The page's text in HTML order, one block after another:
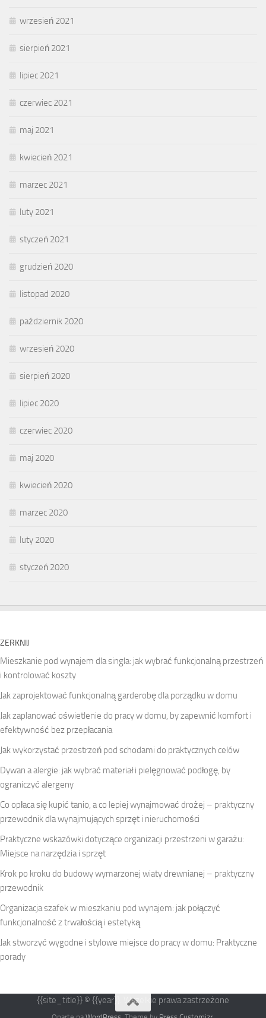
wrzesień 2021
sierpień 2021
lipiec 2021
czerwiec 2021
maj 2021
kwiecień 2021
marzec 2021
luty 2021
styczeń 2021
grudzień 2020
listopad 2020
październik 2020
wrzesień 2020
sierpień 2020
lipiec 2020
czerwiec 2020
maj 2020
kwiecień 2020
marzec 2020
luty 2020
styczeń 2020
ZERKNIJ
Mieszkanie pod wynajem dla singla: jak wybrać funkcjonalną przestrzeń
i kontrolować koszty
Jak zaprojektować funkcjonalną garderobę dla porządku w domu
Jak zaplanować oświetlenie do pracy w domu, by zapewnić komfort i
efektywność bez przepłacania
Jak wykorzystać przestrzeń pod schodami do praktycznych celów
Dywan a alergie: jak wybrać materiał i pielęgnować podłogę, by
ograniczyć alergeny
Co opłaca się kupić tanio, a co lepiej wynajmować drożej – praktyczny
przewodnik dla wynajmujących sprzęt i nieruchomości
Praktyczne wskazówki dotyczące organizacji przestrzeni w garażu:
Miejsce na narzędzia i sprzęt
Krok po kroku do budowy wymarzonej wiaty drewnianej – praktyczny
przewodnik
Organizacja szafek w mieszkaniu pod wynajem: jak połączyć
funkcjonalność z trwałością i estetyką
Jak stworzyć wygodne i stylowe miejsce do pracy w domu: Praktyczne
porady
{{site_title}} © {{year}}. Wszelkie prawa zastrzeżone